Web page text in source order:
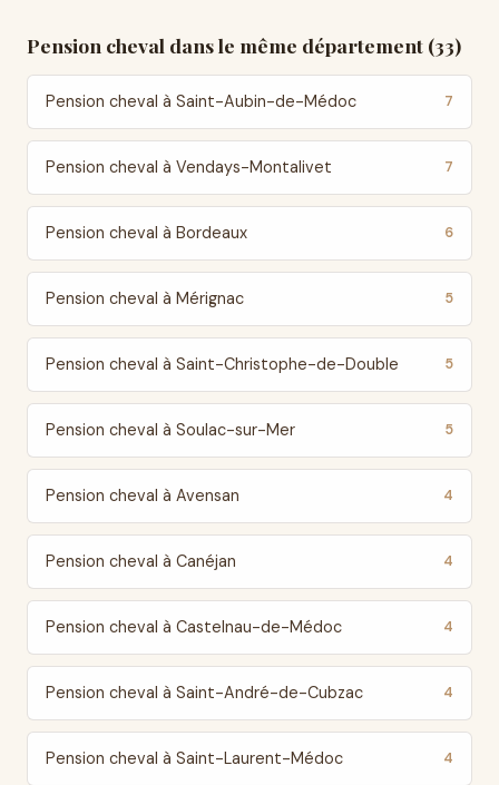
Pension cheval dans le même département (33)
Pension cheval à Saint-Aubin-de-Médoc 7
Pension cheval à Vendays-Montalivet 7
Pension cheval à Bordeaux 6
Pension cheval à Mérignac 5
Pension cheval à Saint-Christophe-de-Double 5
Pension cheval à Soulac-sur-Mer 5
Pension cheval à Avensan 4
Pension cheval à Canéjan 4
Pension cheval à Castelnau-de-Médoc 4
Pension cheval à Saint-André-de-Cubzac 4
Pension cheval à Saint-Laurent-Médoc 4